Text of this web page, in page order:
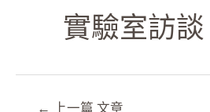
實驗室訪談
← 上一篇 文章